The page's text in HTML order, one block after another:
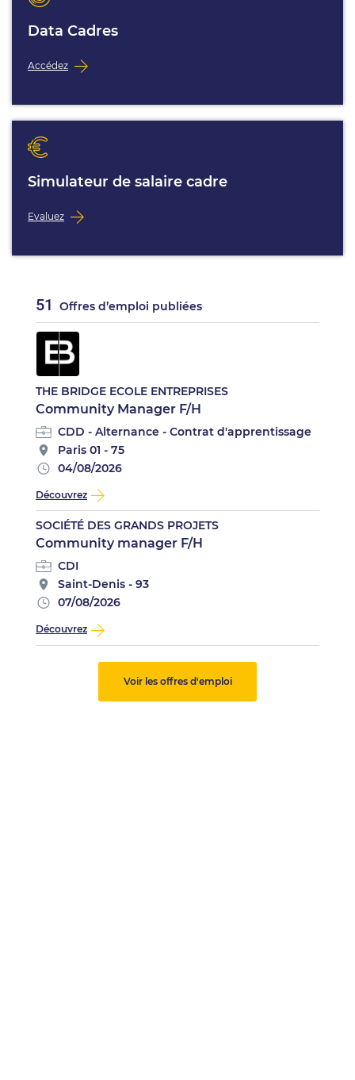
Data Cadres
Accédez
Simulateur de salaire cadre
Evaluez
51 Offres d’emploi publiées
THE BRIDGE ECOLE ENTREPRISES
Community Manager F/H
CDD - Alternance - Contrat d'apprentissage
Paris 01 - 75
04/08/2026
Découvrez
SOCIÉTÉ DES GRANDS PROJETS
Community manager F/H
CDI
Saint-Denis - 93
07/08/2026
Découvrez
Voir les offres d'emploi